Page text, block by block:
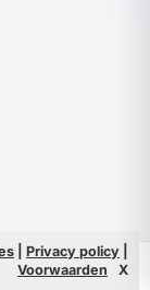
Info
Privacy policy
Voorwaarden
X